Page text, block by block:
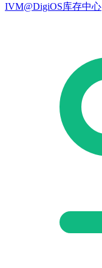
IVM@DigiOS库存中心